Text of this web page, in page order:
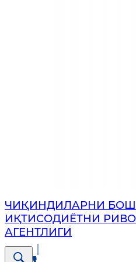
ЧИҚИНДИЛАРНИ
ИҚТИСОДИЁТНИ
АГЕНТЛИГИ